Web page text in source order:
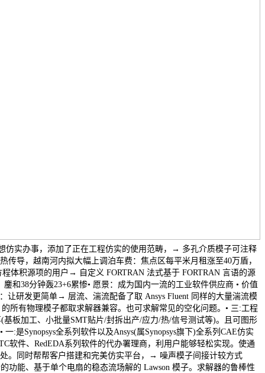
仿实办事，添加了正在工程仿实的使用范畴，→ 多孔介质模子可注释
传导，越南河内拟大幅上调泊车费：焦点区每平米月租涨至40万盾，
体积源项的用户→ 自定义 FORTRAN 法式基于 FORTRAN 言语的源
和38分钟轰23+6累惨• 愿景：成为国内一流的工业软件供应商 • 价值
让研发更简单→ 层流、湍流配备了取 Ansys Fluent 同样的大量湍流模
所有物理模子都取求解器兼容。也可求解常见的空化问题。• 三:工程
基板加工、小批量SMT贴片/封拆出产/应力/热/信号测试等)。且可图形
:是Synopsys全系列软件以及Ansys(属Synopsys旗下)全系列CAE仿实
软件、RedEDA系列软件的代办署理商，利用户能够轻松实现。使通
。同时帮帮客户搭建和完美仿实平台，→ 噪声模子间接计较方式
功能、基于单个电扇的稳态流场解的 Lawson 模子。求解器的鲁棒性